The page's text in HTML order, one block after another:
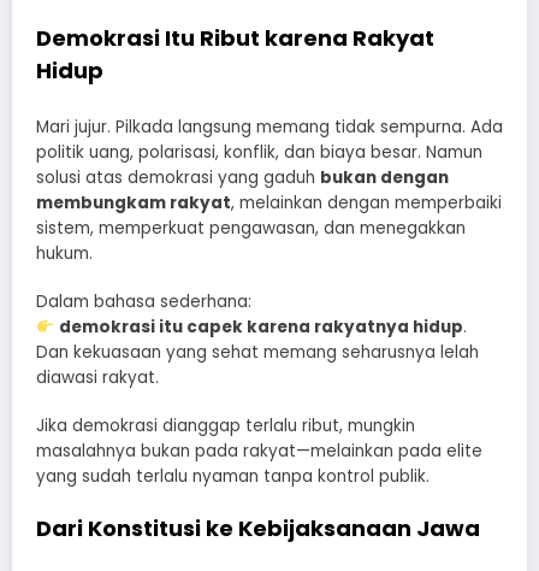
Demokrasi Itu Ribut karena Rakyat
Hidup
Mari jujur. Pilkada langsung memang tidak sempurna. Ada
politik uang, polarisasi, konflik, dan biaya besar. Namun
solusi atas demokrasi yang gaduh bukan dengan
membungkam rakyat, melainkan dengan memperbaiki
sistem, memperkuat pengawasan, dan menegakkan
hukum.
Dalam bahasa sederhana:
demokrasi itu capek karena rakyatnya hidup.
Dan kekuasaan yang sehat memang seharusnya lelah
diawasi rakyat.
Jika demokrasi dianggap terlalu ribut, mungkin
masalahnya bukan pada rakyat—melainkan pada elite
yang sudah terlalu nyaman tanpa kontrol publik.
Dari Konstitusi ke Kebijaksanaan Jawa